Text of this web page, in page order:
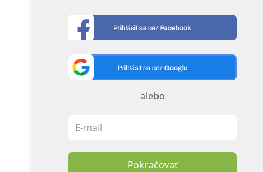
alebo
Pokračovať